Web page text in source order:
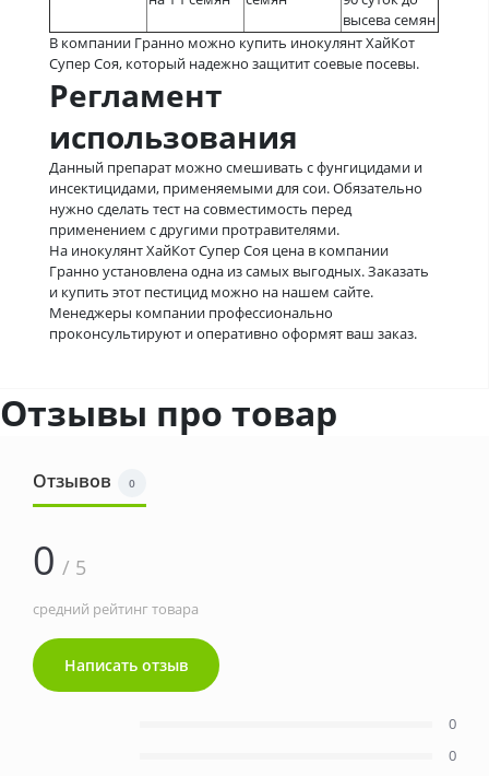
высева семян
В компании Гранно можно купить инокулянт ХайКот
Супер Соя, который надежно защитит соевые посевы.
Регламент
использования
Данный препарат можно смешивать с фунгицидами и
инсектицидами, применяемыми для сои. Обязательно
нужно сделать тест на совместимость перед
применением с другими протравителями.
На инокулянт ХайКот Супер Соя цена в компании
Гранно установлена одна из самых выгодных. Заказать
и купить этот пестицид можно на нашем сайте.
Менеджеры компании профессионально
проконсультируют и оперативно оформят ваш заказ.
Отзывы про товар
Отзывов 0
0 / 5
средний рейтинг товара
Написать отзыв
0
0